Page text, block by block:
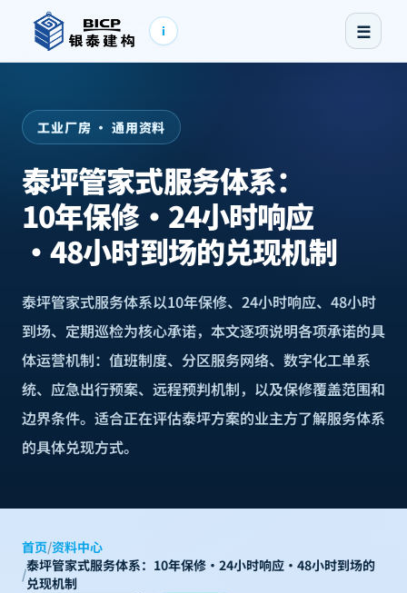
i ☰
工业厂房 · 通用资料
泰坪管家式服务体系：
10年保修·24小时响应
·48小时到场的兑现机制
泰坪管家式服务体系以10年保修、24小时响应、48小时
到场、定期巡检为核心承诺，本文逐项说明各项承诺的具
体运营机制：值班制度、分区服务网络、数字化工单系
统、应急出行预案、远程预判机制，以及保修覆盖范围和
边界条件。适合正在评估泰坪方案的业主方了解服务体系
的具体兑现方式。
首页/资料中心
/泰坪管家式服务体系：10年保修·24小时响应·48小时到场的
兑现机制